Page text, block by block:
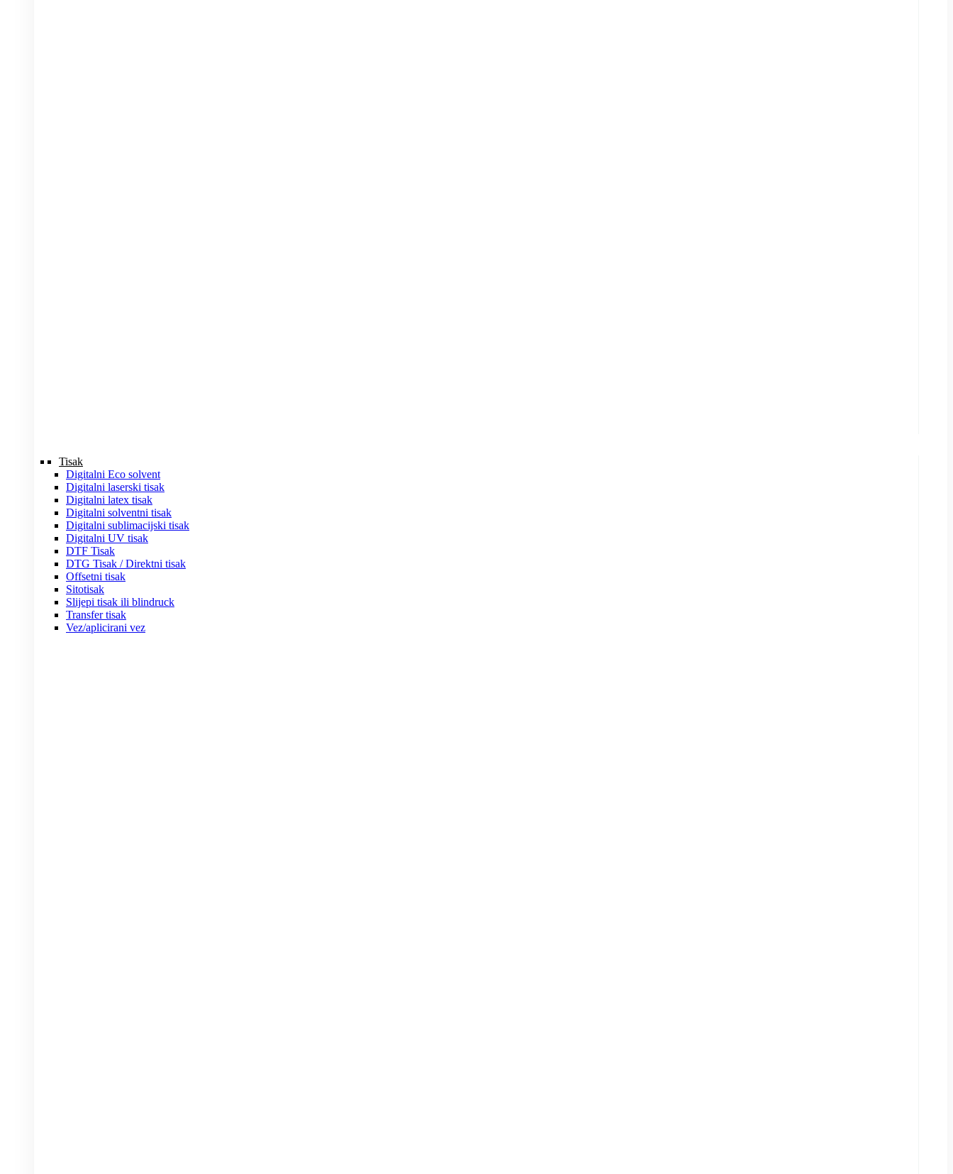
Tisak
Digitalni Eco solvent
Digitalni laserski tisak
Digitalni latex tisak
Digitalni solventni tisak
Digitalni sublimacijski tisak
Digitalni UV tisak
DTF Tisak
DTG Tisak / Direktni tisak
Offsetni tisak
Sitotisak
Slijepi tisak ili blindruck
Transfer tisak
Vez/aplicirani vez